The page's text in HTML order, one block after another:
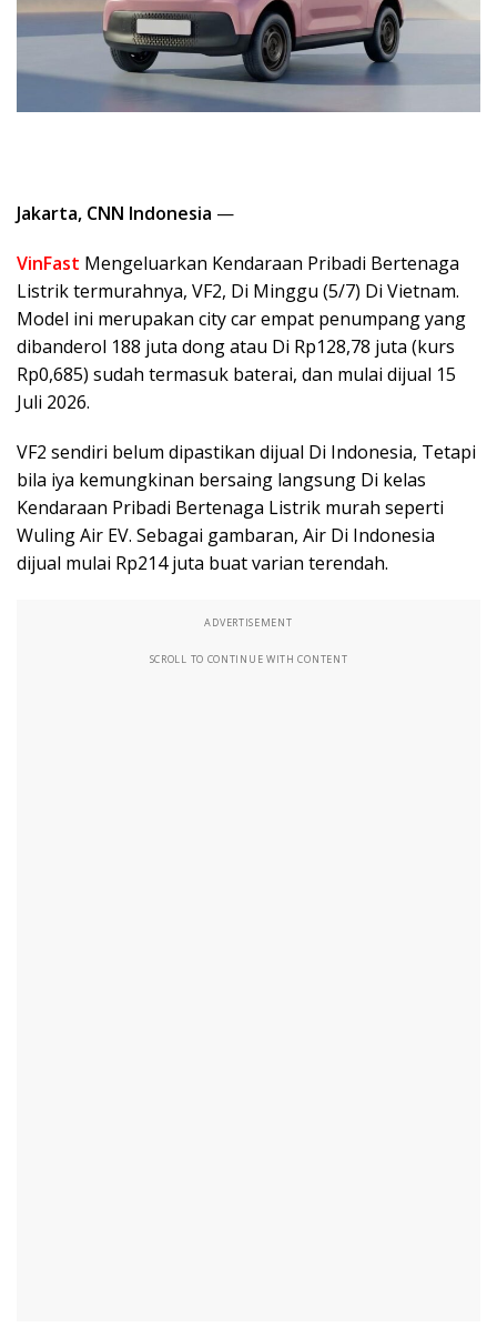
Jakarta, CNN Indonesia —
VinFast Mengeluarkan Kendaraan Pribadi Bertenaga
Listrik termurahnya, VF2, Di Minggu (5/7) Di Vietnam.
Model ini merupakan city car empat penumpang yang
dibanderol 188 juta dong atau Di Rp128,78 juta (kurs
Rp0,685) sudah termasuk baterai, dan mulai dijual 15
Juli 2026.
VF2 sendiri belum dipastikan dijual Di Indonesia, Tetapi
bila iya kemungkinan bersaing langsung Di kelas
Kendaraan Pribadi Bertenaga Listrik murah seperti
Wuling Air EV. Sebagai gambaran, Air Di Indonesia
dijual mulai Rp214 juta buat varian terendah.
ADVERTISEMENT
SCROLL TO CONTINUE WITH CONTENT